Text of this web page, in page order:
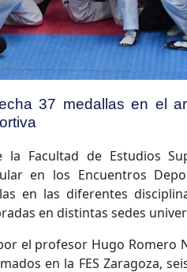
37 medallas en el
Facultad de Estudios
en los Encuentros
en las diferentes
en distintas sedes
el profesor Hugo Romero
en la FES Zaragoza,